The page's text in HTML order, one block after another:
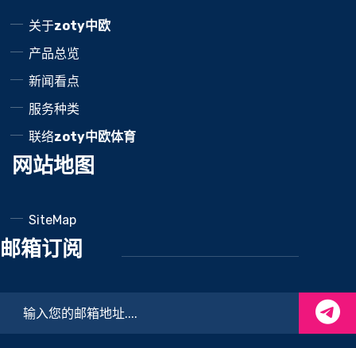
关于zoty中欧
产品总览
新闻看点
服务种类
联络zoty中欧体育
网站地图
SiteMap
邮箱订阅